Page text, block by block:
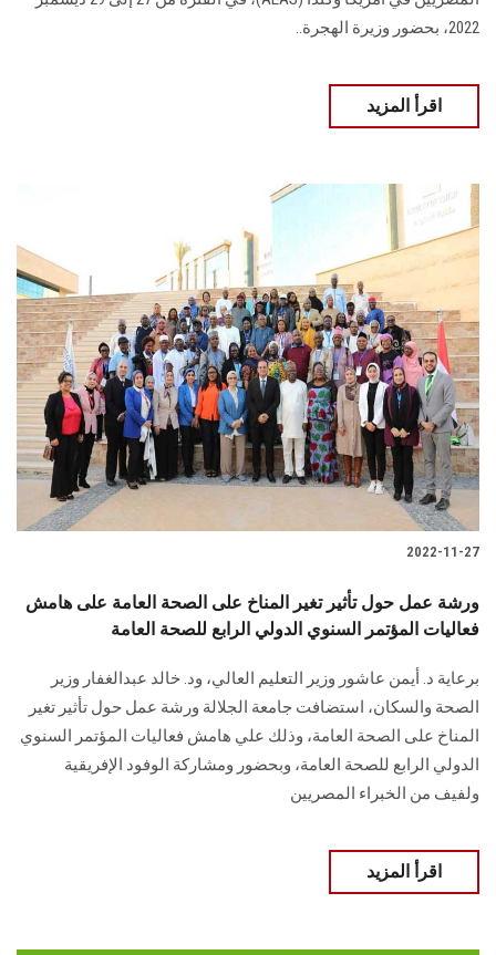
2022، بحضور وزيرة الهجرة..
اقرأ المزيد
2022-11-27
ورشة عمل حول تأثير تغير المناخ على الصحة العامة على هامش
فعاليات المؤتمر السنوي الدولي الرابع للصحة العامة
برعاية د. أيمن عاشور وزير التعليم العالي، ود. خالد عبدالغفار وزير
الصحة والسكان، استضافت جامعة الجلالة ورشة عمل حول تأثير تغير
المناخ على الصحة العامة، وذلك علي هامش فعاليات المؤتمر السنوي
الدولي الرابع للصحة العامة، وبحضور ومشاركة الوفود الإفريقية
ولفيف من الخبراء المصريين
اقرأ المزيد